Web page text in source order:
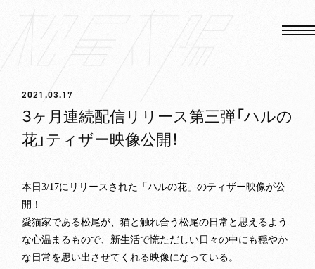
HOME
NEWS
2021.03.17
3ヶ月連続配信リリース第三弾「ハルの
花」ティザー映像公開！
本日3/17にリリースされた「ハルの花」のティザー映像が公
開！
愛猫家である松尾が、猫と触れ合う松尾の日常と思えるよう
な心温まるもので、新生活で慌ただしい日々の中にも穏やか
な日常を思い出させてくれる映像になっている。